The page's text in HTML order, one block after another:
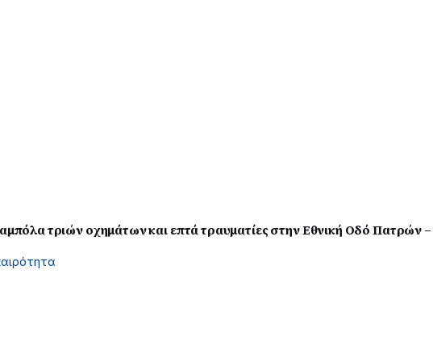
τριών οχημάτων και επτά τραυματίες στην Εθνική Οδό Πατρών –